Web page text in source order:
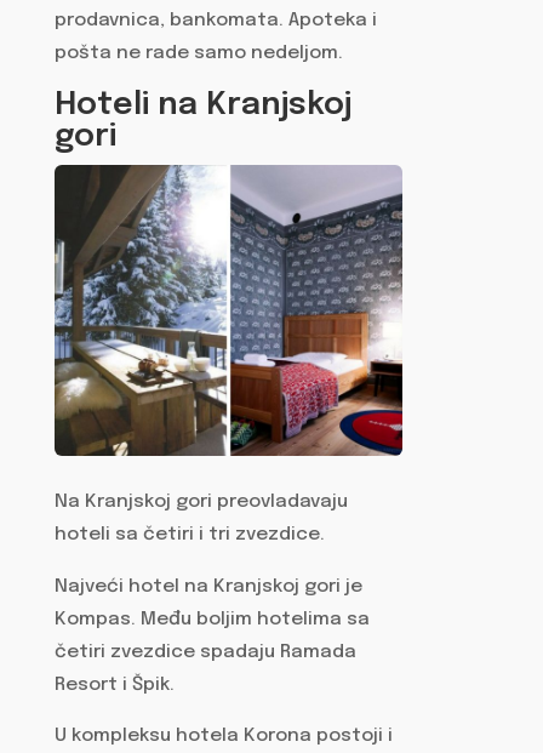
prodavnica, bankomata. Apoteka i
pošta ne rade samo nedeljom.
Hoteli na Kranjskoj
gori
Na Kranjskoj gori preovladavaju
hoteli sa četiri i tri zvezdice.
Najveći hotel na Kranjskoj gori je
Kompas. Među boljim hotelima sa
četiri zvezdice spadaju Ramada
Resort i Špik.
U kompleksu hotela Korona postoji i